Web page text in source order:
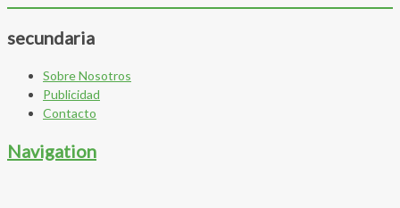
secundaria
Sobre Nosotros
Publicidad
Contacto
Navigation